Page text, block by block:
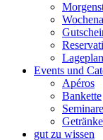
Lageplan
Events und
Apéros
Bankette
Getränke
gut zu wissen